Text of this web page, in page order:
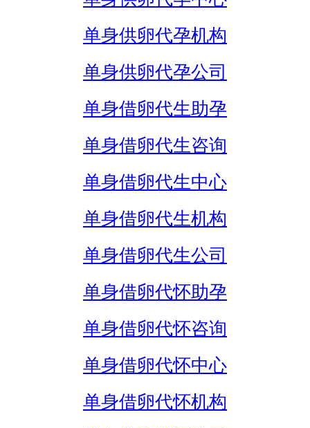
单身供卵代孕机构
单身供卵代孕公司
单身借卵代生助孕
单身借卵代生咨询
单身借卵代生中心
单身借卵代生机构
单身借卵代生公司
单身借卵代怀助孕
单身借卵代怀咨询
单身借卵代怀中心
单身借卵代怀机构